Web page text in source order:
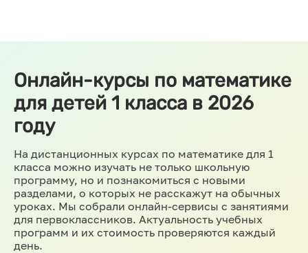
Онлайн-курсы по математике
для детей 1 класса в 2026
году
На дистанционных курсах по математике для 1
класса можно изучать не только школьную
программу, но и познакомиться с новыми
разделами, о которых не расскажут на обычных
уроках. Мы собрали онлайн-сервисы с занятиями
для первоклассников. Актуальность учебных
программ и их стоимость проверяются каждый
день.